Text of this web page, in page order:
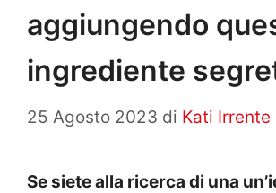
aggiungendo
ingrediente
25 Agosto 2023 di Kati Irrente
Se siete alla ricerca di una